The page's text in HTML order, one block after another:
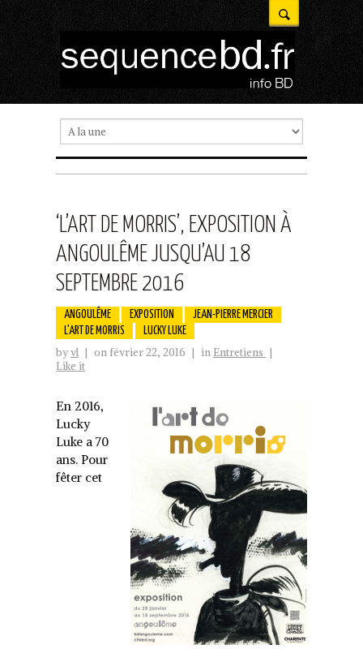
‘L’ART DE MORRIS’, EXPOSITION À
ANGOULÊME JUSQU’AU 18
SEPTEMBRE 2016
ANGOULÊME EXPOSITION
JEAN-PIERRE MERCIER
L'ART DE MORRIS
LUCKY LUKE
byvl | on février 22, 2016 | in Entretiens |
Like it
En 2016,
Lucky
Luke a 70
ans. Pour
fêter cet